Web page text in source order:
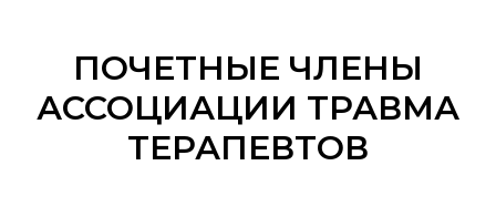
ПОЧЕТНЫЕ ЧЛЕНЫ
АССОЦИАЦИИ ТРАВМА
ТЕРАПЕВТОВ